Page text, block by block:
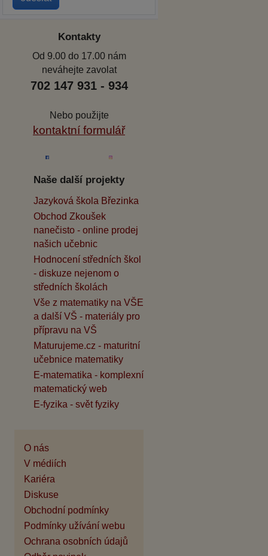
Kontakty
Od 9.00 do 17.00 nám
neváhejte zavolat
702 147 931 - 934
Nebo použijte
kontaktní formulář
Naše další projekty
Jazyková škola Březinka
Obchod Zkoušek
nanečisto - online prodej
našich učebnic
Hodnocení středních škol
- diskuze nejenom o
středních školách
Vše z matematiky na VŠE
a další VŠ - materiály pro
přípravu na VŠ
Maturujeme.cz - maturitní
učebnice matematiky
E-matematika - komplexní
matematický web
E-fyzika - svět fyziky
O nás
V médiích
Kariéra
Diskuse
Obchodní podmínky
Podmínky užívání webu
Ochrana osobních údajů